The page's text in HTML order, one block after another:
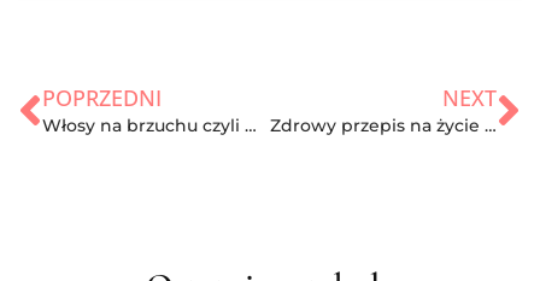
POPRZEDNI
Włosy na brzuchu czyli męski problem z owłosieniem. Jak temu zaradzić?
NEXT
Zdrowy przepis na życie w biegu